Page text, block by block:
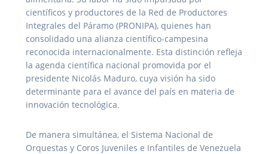
científicos y productores de la Red de Productores
Integrales del Páramo (PRONIPA), quienes han
consolidado una alianza científico-campesina
reconocida internacionalmente. Esta distinción refleja
la agenda científica nacional promovida por el
presidente Nicolás Maduro, cuya visión ha sido
determinante para el avance del país en materia de
innovación tecnológica.
De manera simultánea, el Sistema Nacional de
Orquestas y Coros Juveniles e Infantiles de Venezuela